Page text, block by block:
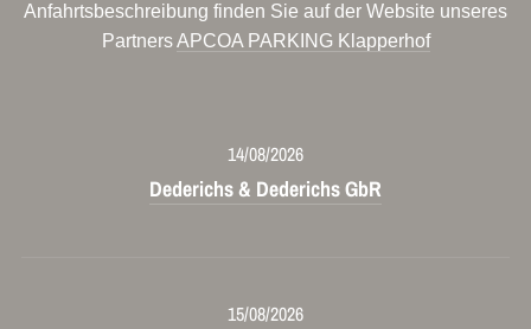
Anfahrtsbeschreibung finden Sie auf der Website unseres
PartnersAPCOA PARKING Klapperhof
14/08/2026
Dederichs & Dederichs GbR
15/08/2026